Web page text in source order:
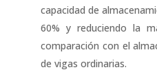
capacidad de
60% y reduciendo la
comparación con el
de vigas ordinarias.